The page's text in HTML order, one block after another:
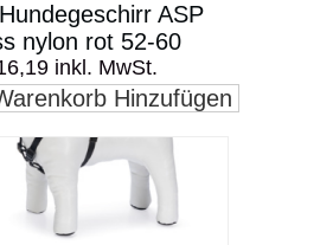
ASP
nylon rot 52-60
inkl. MwSt.
Hinzufügen